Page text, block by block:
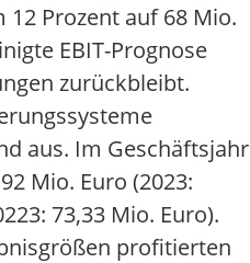
Prozent auf 68 Mio.
EBIT-Prognose
zurückbleibt.
aus. Im Geschäftsjahr
Mio. Euro (2023:
73,33 Mio. Euro).
profitierten